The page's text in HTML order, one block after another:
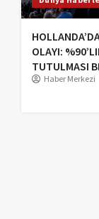
OLAYI:
TUTULMASI
Haber Merkezi